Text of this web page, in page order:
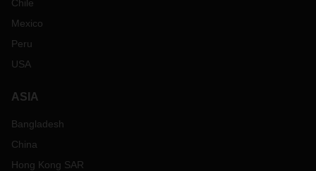
Chile
Mexico
Peru
USA
ASIA
Bangladesh
China
Hong Kong SAR